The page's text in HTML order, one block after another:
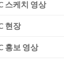
스케치 영상
현장
홍보 영상